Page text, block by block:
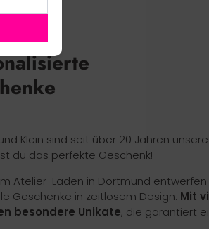
Klein sind seit über 20 Jahren
du das perfekte Geschenk!
Atelier-Laden in Dortmund
Geschenke in zeitlosem Design. Mit
besondere Unikate, die garantiert